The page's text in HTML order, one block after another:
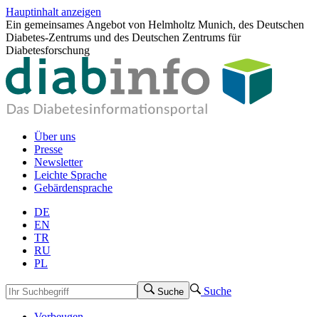
Hauptinhalt anzeigen
Ein gemeinsames Angebot von Helmholtz Munich, des Deutschen
Diabetes-Zentrums und des Deutschen Zentrums für
Diabetesforschung
Über uns
Presse
Newsletter
Leichte Sprache
Gebärdensprache
DE
EN
TR
RU
PL
Suche Suche